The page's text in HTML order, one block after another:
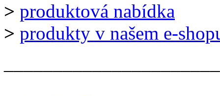
> produktová nabídka
> produkty v našem e-